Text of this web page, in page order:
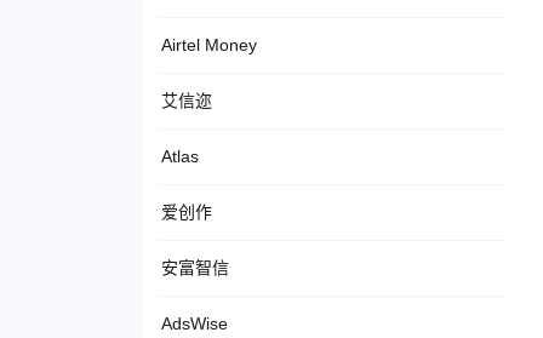
Airtel Money
艾信迩
Atlas
爱创作
安富智信
AdsWise